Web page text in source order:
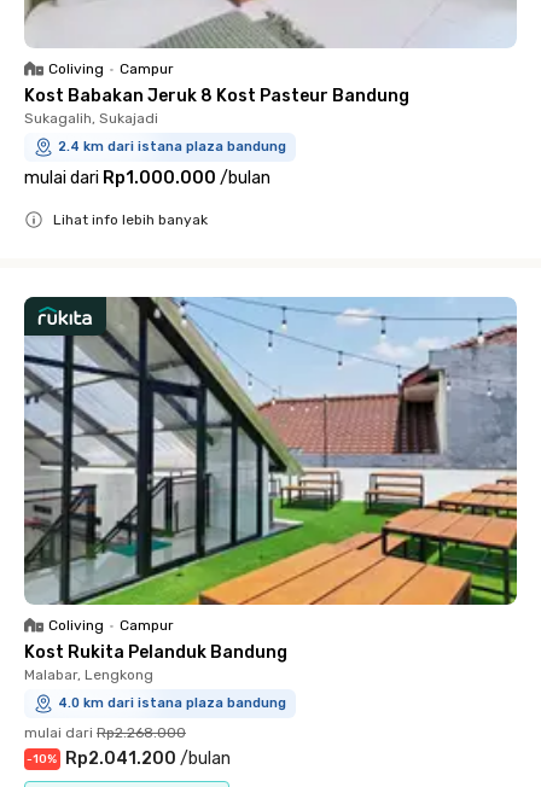
Coliving • Campur
Kost Babakan Jeruk 8 Kost Pasteur Bandung
Sukagalih, Sukajadi
2.4 km dari istana plaza bandung
mulai dari Rp1.000.000 /bulan
Lihat info lebih banyak
Coliving • Campur
Kost Rukita Pelanduk Bandung
Malabar, Lengkong
4.0 km dari istana plaza bandung
mulai dari Rp2.268.000
-10% Rp2.041.200 /bulan